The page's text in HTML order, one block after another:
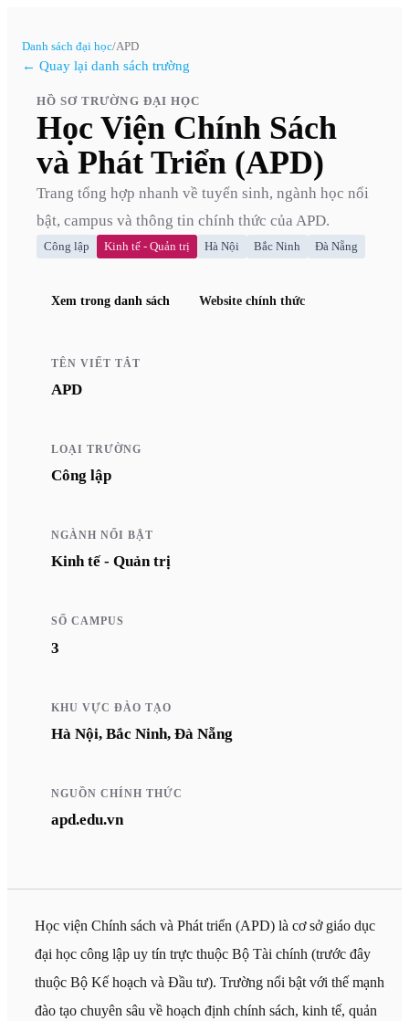
Danh sách đại học/APD
← Quay lại danh sách trường
HỒ SƠ TRƯỜNG ĐẠI HỌC
Học Viện Chính Sách
và Phát Triển (APD)
Trang tổng hợp nhanh về tuyển sinh, ngành học nổi
bật, campus và thông tin chính thức của APD.
Công lập Kinh tế - Quản trị Hà Nội Bắc Ninh Đà Nẵng
Xem trong danh sách Website chính thức
TÊN VIẾT TẮT
APD
LOẠI TRƯỜNG
Công lập
NGÀNH NỔI BẬT
Kinh tế - Quản trị
SỐ CAMPUS
3
KHU VỰC ĐÀO TẠO
Hà Nội, Bắc Ninh, Đà Nẵng
NGUỒN CHÍNH THỨC
apd.edu.vn
Học viện Chính sách và Phát triển (APD) là cơ sở giáo dục
đại học công lập uy tín trực thuộc Bộ Tài chính (trước đây
thuộc Bộ Kế hoạch và Đầu tư). Trường nổi bật với thế mạnh
đào tạo chuyên sâu về hoạch định chính sách, kinh tế, quản